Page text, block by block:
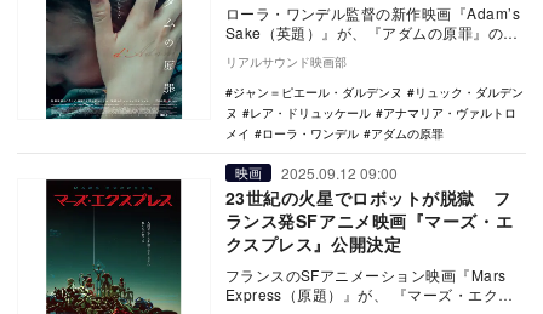
ローラ・ワンデル監督の新作映画『Adam’s
Sake（英題）』が、『アダムの原罪』の邦
題で6月5日より新宿武蔵野館、シネスイ
ッ…
リアルサウンド映画部
ジャン＝ピエール・ダルデンヌ
リュック・ダルデン
ヌ
レア・ドリュッケール
アナマリア・ヴァルトロ
メイ
ローラ・ワンデル アダムの原罪
映画 2025.09.12 09:00
23世紀の火星でロボットが脱獄 フ
ランス発SFアニメ映画『マーズ・エ
クスプレス』公開決定
フランスのSFアニメーション映画『Mars
Express（原題）』が、 『マーズ・エクス